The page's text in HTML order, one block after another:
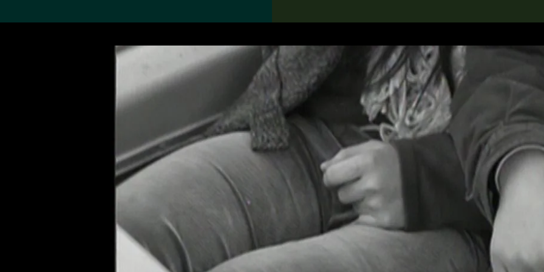
搜索M+藏品 Search the Collection
19,052項結果
關於M+藏品
探索世界頂級的二十及二十
一世紀視覺文化藏品。